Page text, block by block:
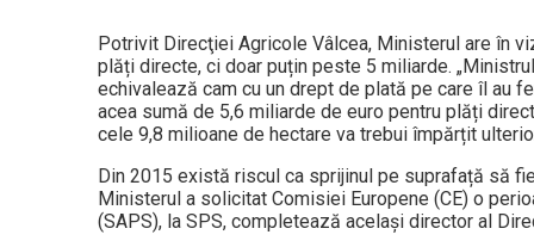
Potrivit Direcţiei Agricole Vâlcea, Ministerul are în
plăți directe, ci doar puțin peste 5 miliarde.
echivalează cam cu un drept de plată pe care îl au
acea sumă de 5,6 miliarde de euro pentru plăți
cele 9,8 milioane de hectare va trebui împărțit
Din 2015 există riscul ca sprijinul pe suprafață să
Ministerul a solicitat Comisiei Europene (CE) o
(SAPS), la SPS, completează acelaşi director al